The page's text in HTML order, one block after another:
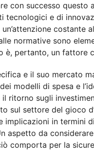
con successo
tecnologici e di
costante
normative sono
è, pertanto, un
e il suo mercato
modelli di spesa e
ritorno sugli
sul settore del gioco
in termini
aspetto da
comporta per la